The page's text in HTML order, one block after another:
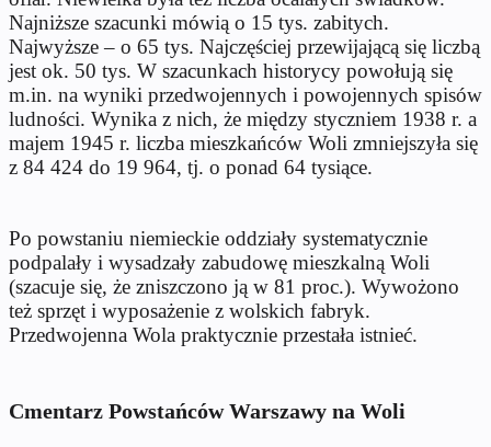
Najniższe szacunki mówią o 15 tys. zabitych.
Najwyższe – o 65 tys. Najczęściej przewijającą się liczbą
jest ok. 50 tys. W szacunkach historycy powołują się
m.in. na wyniki przedwojennych i powojennych spisów
ludności. Wynika z nich, że między styczniem 1938 r. a
majem 1945 r. liczba mieszkańców Woli zmniejszyła się
z 84 424 do 19 964, tj. o ponad 64 tysiące.
Po powstaniu niemieckie oddziały systematycznie
podpalały i wysadzały zabudowę mieszkalną Woli
(szacuje się, że zniszczono ją w 81 proc.). Wywożono
też sprzęt i wyposażenie z wolskich fabryk.
Przedwojenna Wola praktycznie przestała istnieć.
Cmentarz Powstańców Warszawy na Woli